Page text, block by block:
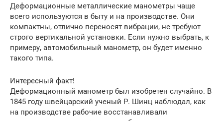
Деформационные металлические манометры чаще
всего используются в быту и на производстве. Они
компактны, отлично переносят вибрации, не требуют
строго вертикальной установки. Если нужно выбрать, к
примеру, автомобильный манометр, он будет именно
такого типа.
Интересный факт!
Деформационный манометр был изобретен случайно. В
1845 году швейцарский ученый Р. Шинц наблюдал, как
на производстве рабочие восстанавливали